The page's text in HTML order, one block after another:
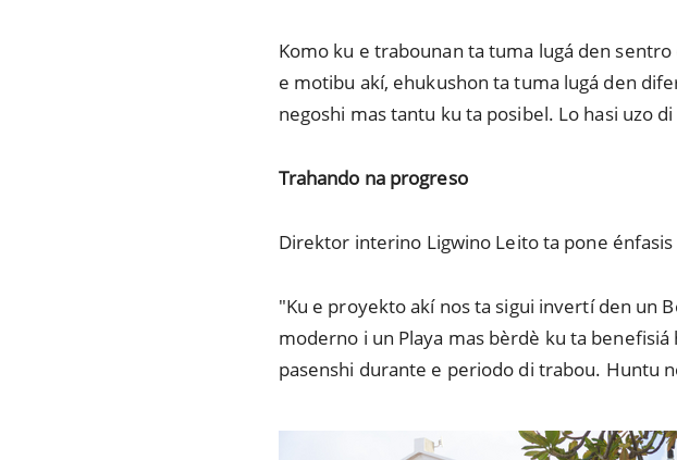
Komo ku e trabounan ta tuma lugá den
e motibu akí, ehukushon ta tuma lugá den
negoshi mas tantu ku ta posibel. Lo hasi uzo
Trahando na progreso
Direktor interino Ligwino Leito ta pone
"Ku e proyekto akí nos ta sigui invertí den un
moderno i un Playa mas bèrdè ku ta
pasenshi durante e periodo di trabou. Huntu